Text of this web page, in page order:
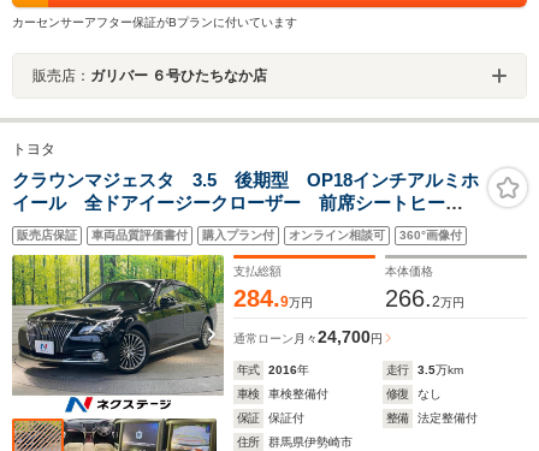
カーセンサーアフター保証がBプランに付いています
販売店： ガリバー ６号ひたちなか店
トヨタ
クラウンマジェスタ 3.5 後期型 OP18インチアルミホ
イール 全ドアイージークローザー 前席シートヒータ
ー メモリーシート 禁煙車 1オーナー メーカー8型
SDナビ セーフティーセンスP LEDヘッドライト
ETC
販売店保証 車両品質評価書付 購入プラン付 オンライン相談可 360°画像付
支払総額
284.9万円
本体価格
266.2万円
通常ローン 月々24,700円
年式 2016年 走行 3.5万km
車検
車検整備付 修復
なし
保証
保証付 整備
法定整備付
住所
群馬県伊勢崎市